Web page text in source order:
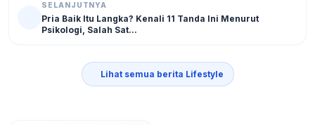
SELANJUTNYA
Pria Baik Itu Langka? Kenali 11 Tanda Ini Menurut
Psikologi, Salah Sat...
Lihat semua berita Lifestyle